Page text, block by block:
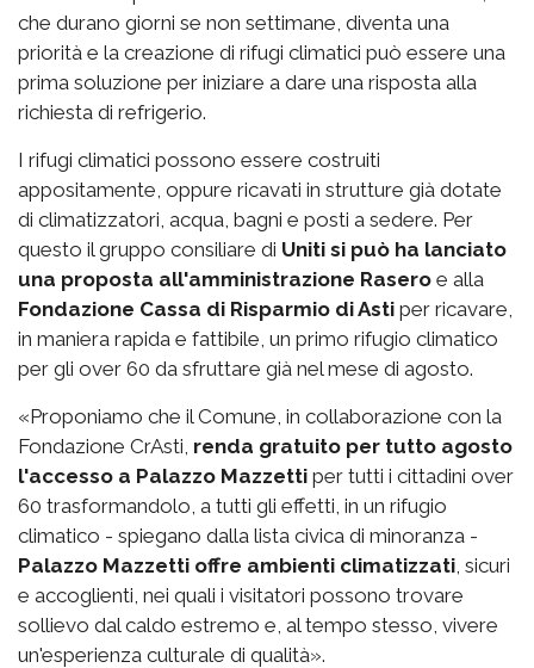
che durano giorni se non settimane, diventa una
priorità e la creazione di rifugi climatici può essere una
prima soluzione per iniziare a dare una risposta alla
richiesta di refrigerio.
I rifugi climatici possono essere costruiti
appositamente, oppure ricavati in strutture già dotate
di climatizzatori, acqua, bagni e posti a sedere. Per
questo il gruppo consiliare di Uniti si può ha lanciato
una proposta all'amministrazione Rasero e alla
Fondazione Cassa di Risparmio di Asti per ricavare,
in maniera rapida e fattibile, un primo rifugio climatico
per gli over 60 da sfruttare già nel mese di agosto.
«Proponiamo che il Comune, in collaborazione con la
Fondazione CrAsti, renda gratuito per tutto agosto
l'accesso a Palazzo Mazzetti per tutti i cittadini over
60 trasformandolo, a tutti gli effetti, in un rifugio
climatico - spiegano dalla lista civica di minoranza -
Palazzo Mazzetti offre ambienti climatizzati , sicuri
e accoglienti, nei quali i visitatori possono trovare
sollievo dal caldo estremo e, al tempo stesso, vivere
un'esperienza culturale di qualità».